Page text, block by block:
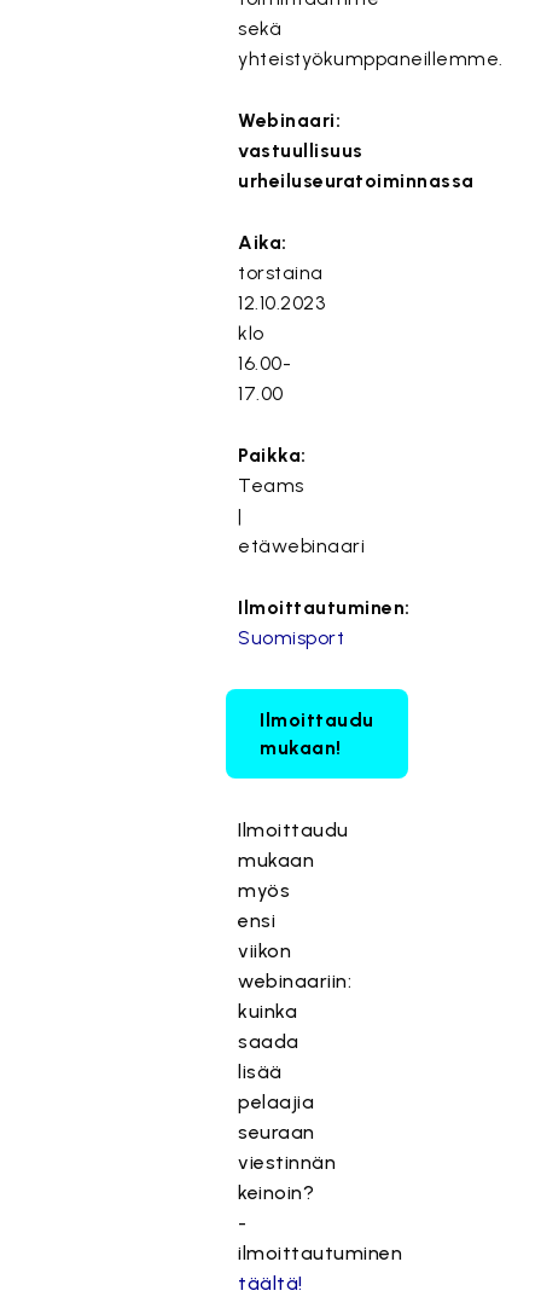
sekä
yhteistyökumppaneillemme.
Webinaari:
vastuullisuus
urheiluseuratoiminnassa
Aika:
torstaina
12.10.2023
klo
16.00-
17.00
Paikka:
Teams
|
etäwebinaari
Ilmoittautuminen:
Suomisport
Ilmoittaudu
mukaan!
Ilmoittaudu
mukaan
myös
ensi
viikon
webinaariin:
kuinka
saada
lisää
pelaajia
seuraan
viestinnän
keinoin?
-
ilmoittautuminen
täältä!